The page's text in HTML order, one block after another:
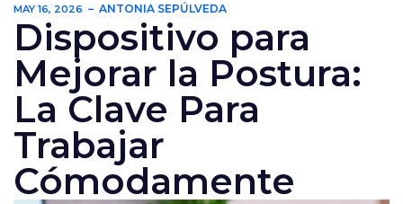
MAY 16, 2026 ANTONIA SEPÚLVEDA
Dispositivo para
Mejorar la Postura:
La Clave Para
Trabajar
Cómodamente